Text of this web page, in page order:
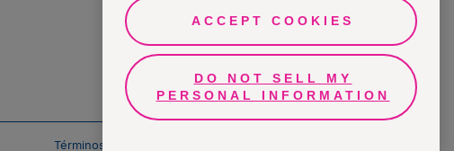
Términos y condiciones
ACCEPT COOKIES
DO NOT SELL MY
PERSONAL INFORMATION